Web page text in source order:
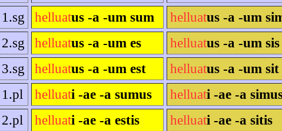
1.sg
helluatus -a -um sum helluatus -a -um
2.sg
helluatus -a -um es helluatus -a -um sis
3.sg
helluatus -a -um est helluatus -a -um sit
1.pl
helluati -ae -a sumus helluati -ae -a
2.pl
helluati -ae -a estis helluati -ae -a sitis